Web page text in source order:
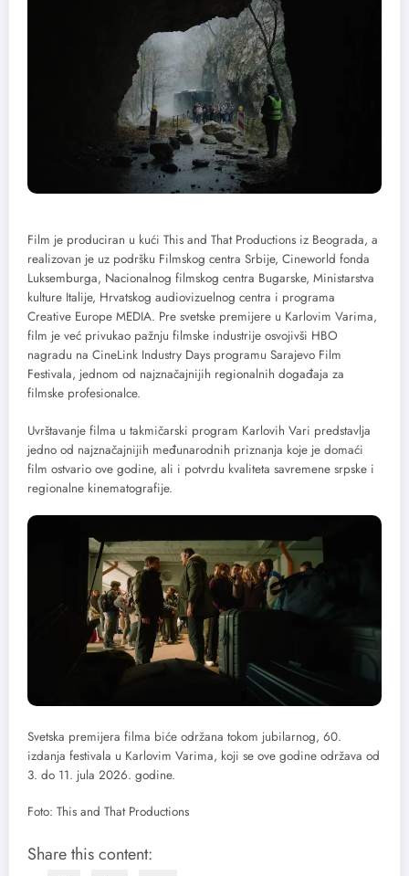
Film je produciran u kući This and That Productions iz Beograda, a
realizovan je uz podršku Filmskog centra Srbije, Cineworld fonda
Luksemburga, Nacionalnog filmskog centra Bugarske, Ministarstva
kulture Italije, Hrvatskog audiovizuelnog centra i programa
Creative Europe MEDIA. Pre svetske premijere u Karlovim Varima,
film je već privukao pažnju filmske industrije osvojivši HBO
nagradu na CineLink Industry Days programu Sarajevo Film
Festivala, jednom od najznačajnijih regionalnih događaja za
filmske profesionalce.
Uvrštavanje filma u takmičarski program Karlovih Vari predstavlja
jedno od najznačajnijih međunarodnih priznanja koje je domaći
film ostvario ove godine, ali i potvrdu kvaliteta savremene srpske i
regionalne kinematografije.
Svetska premijera filma biće održana tokom jubilarnog, 60.
izdanja festivala u Karlovim Varima, koji se ove godine održava od
3. do 11. jula 2026. godine.
Foto: This and That Productions
Share this content: